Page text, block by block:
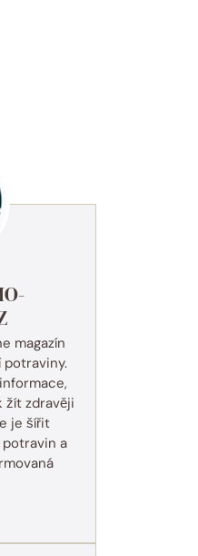
magazín
potraviny.
žít zdravěji
je šířit
a